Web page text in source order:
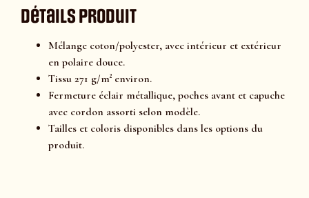
Détails produit
Mélange coton/polyester, avec intérieur et extérieur
en polaire douce.
Tissu 271 g/m² environ.
Fermeture éclair métallique, poches avant et capuche
avec cordon assorti selon modèle.
Tailles et coloris disponibles dans les options du
produit.